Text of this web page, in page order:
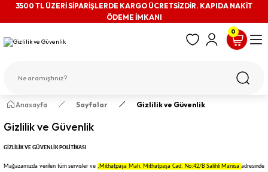
3500 TL ÜZERİ SİPARİŞLERDE KARGO ÜCRETSİZDİR. KAPIDA NAKİT
ÖDEME İMKANI
0
Anasayfa Sayfalar Gizlilik ve Güvenlik
Gizlilik ve Güvenlik
GİZLİLİK VE GÜVENLİK POLİTİKASI
Mağazamızda verilen tüm servisler ve ,Mithatpaşa Mah. Mithatpaşa Cad. No:42/B Salihli Manisa adresinde